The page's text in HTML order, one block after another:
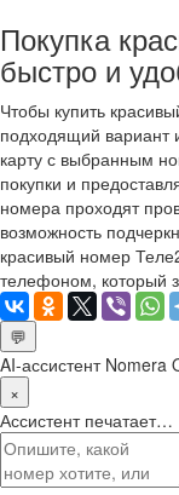
Покупка
быстро и
Чтобы купить
подходящий вариант
карту с выбранным
покупки и
номера проходят
возможность
красивый номер
телефоном, который
💬
AI-ассистент Nomera
×
Ассистент печатает…